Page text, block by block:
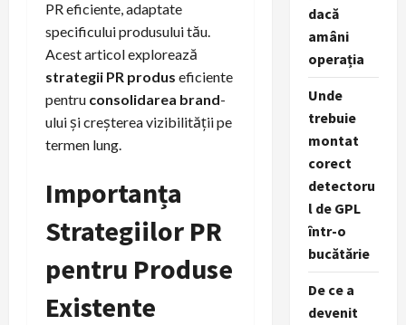
PR eficiente, adaptate
specificului produsului tău.
Acest articol explorează
strategii PR produs eficiente
pentru consolidarea brand-
ului și creșterea vizibilității pe
termen lung.
Importanța
Strategiilor PR
pentru Produse
Existente
dacă
amâni
operația
Unde
trebuie
montat
corect
detectoru
l de GPL
într-o
bucătărie
De ce a
devenit